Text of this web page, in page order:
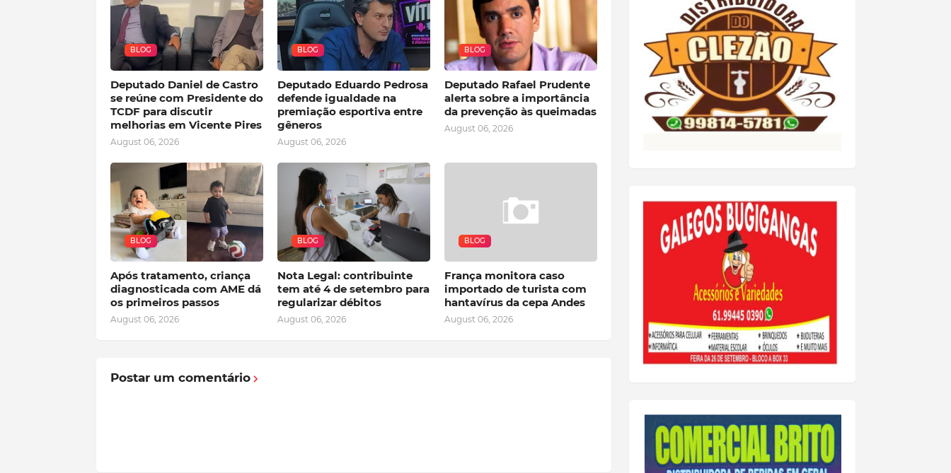
BLOG
Deputado Daniel de Castro
se reúne com Presidente do
TCDF para discutir
melhorias em Vicente Pires
August 06, 2026
BLOG
Deputado Eduardo Pedrosa
defende igualdade na
premiação esportiva entre
gêneros
August 06, 2026
BLOG
Deputado Rafael Prudente
alerta sobre a importância
da prevenção às queimadas
August 06, 2026
BLOG
Após tratamento, criança
diagnosticada com AME dá
os primeiros passos
August 06, 2026
BLOG
Nota Legal: contribuinte
tem até 4 de setembro para
regularizar débitos
August 06, 2026
BLOG
França monitora caso
importado de turista com
hantavírus da cepa Andes
August 06, 2026
Postar um comentário